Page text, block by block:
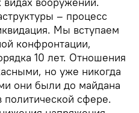
– процесс
Мы вступаем
конфронтации,
10 лет. Отношения
но уже никогда
они были до майдана
политической сфере.